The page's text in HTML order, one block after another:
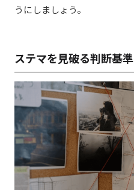
うにしましょう。
ステマを見破る判断基準